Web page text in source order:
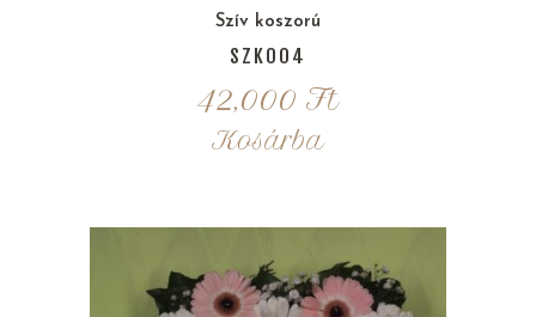
Szív koszorú
SZK004
42,000 Ft
Kosárba